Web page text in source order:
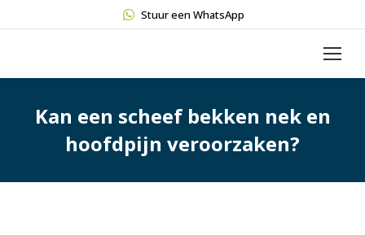
Stuur een WhatsApp
Kan een scheef bekken nek en
hoofdpijn veroorzaken?